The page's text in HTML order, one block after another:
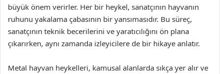
büyük önem verirler. Her bir heykel, sanatçının hayvanın
ruhunu yakalama çabasının bir yansımasıdır. Bu süreç,
sanatçının teknik becerilerini ve yaratıcılığını ön plana
çıkarırken, aynı zamanda izleyicilere de bir hikaye anlatır.
Metal hayvan heykelleri, kamusal alanlarda sıkça yer alır ve